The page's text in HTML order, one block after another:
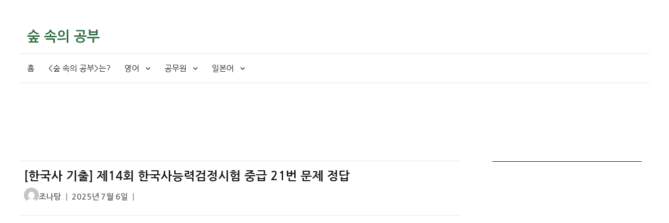
숲 속의 공부
홈 <숲 속의 공부>는? 영어 공무원 일본어
[한국사 기출] 제14회 한국사능력검정시험 중급 21번 문제 정답
글
조나탕
작
2025년 7월 6일